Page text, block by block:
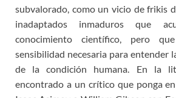
subvalorado, como un vicio de frikis
inadaptados inmaduros que
conocimiento científico, pero
sensibilidad necesaria para entender
de la condición humana. En la
encontrado a un crítico que ponga